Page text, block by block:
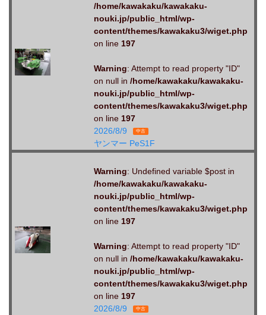
/home/kawakaku/kawakaku-
nouki.jp/public_html/wp-
content/themes/kawakaku3/wiget.php
on line 197
Warning: Attempt to read property "ID"
on null in /home/kawakaku/kawakaku-
nouki.jp/public_html/wp-
content/themes/kawakaku3/wiget.php
on line 197
2026/8/9
中古
ヤンマー PeS1F
Warning: Undefined variable $post in
/home/kawakaku/kawakaku-
nouki.jp/public_html/wp-
content/themes/kawakaku3/wiget.php
on line 197
Warning: Attempt to read property "ID"
on null in /home/kawakaku/kawakaku-
nouki.jp/public_html/wp-
content/themes/kawakaku3/wiget.php
on line 197
2026/8/9
中古